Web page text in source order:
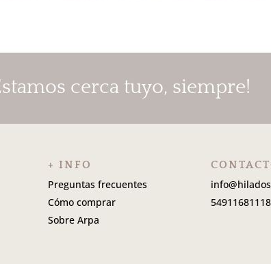
cerca tuyo, siempre!
+ INFO
Preguntas frecuentes
Cómo comprar
Sobre Arpa